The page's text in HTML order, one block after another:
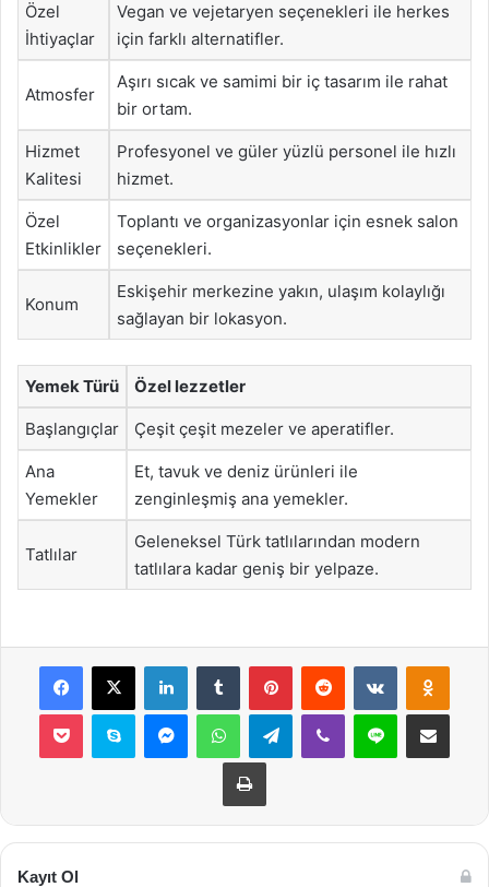
Özel
İhtiyaçlar
Vegan ve vejetaryen seçenekleri ile herkes
için farklı alternatifler.
Atmosfer
Aşırı sıcak ve samimi bir iç tasarım ile rahat
bir ortam.
Hizmet
Kalitesi
Profesyonel ve güler yüzlü personel ile hızlı
hizmet.
Özel
Etkinlikler
Toplantı ve organizasyonlar için esnek salon
seçenekleri.
Konum
Eskişehir merkezine yakın, ulaşım kolaylığı
sağlayan bir lokasyon.
Yemek Türü Özel lezzetler
Başlangıçlar Çeşit çeşit mezeler ve aperatifler.
Ana
Yemekler
Et, tavuk ve deniz ürünleri ile
zenginleşmiş ana yemekler.
Tatlılar
Geleneksel Türk tatlılarından modern
tatlılara kadar geniş bir yelpaze.
Facebook
X LinkedInTumblr PinterestReddit VKontakte
Pocket Skype MessengerWhatsAppTelegramViber Line E-Posta ile
Yazdır
Kayıt Ol